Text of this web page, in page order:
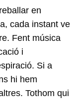
en
cada instant ve
Fent música
i
Si a
hi hem
Tothom qui